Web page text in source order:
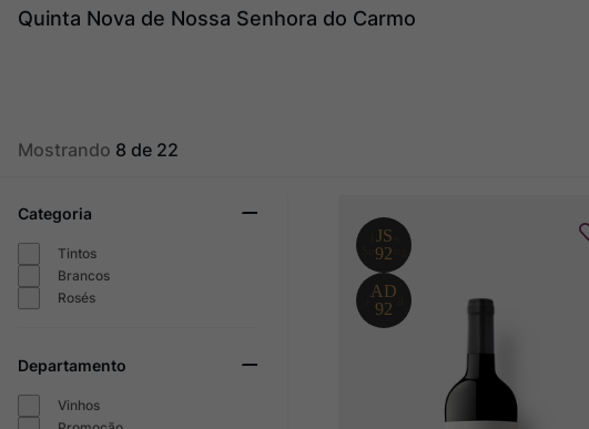
Quinta Nova de Nossa Senhora do Carmo
Mostrando 8 de 22
Categoria
Tintos
Brancos
Rosés
Departamento
Vinhos
4 º Garzon
8 º Champagne